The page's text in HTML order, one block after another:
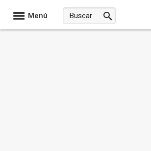
Menú